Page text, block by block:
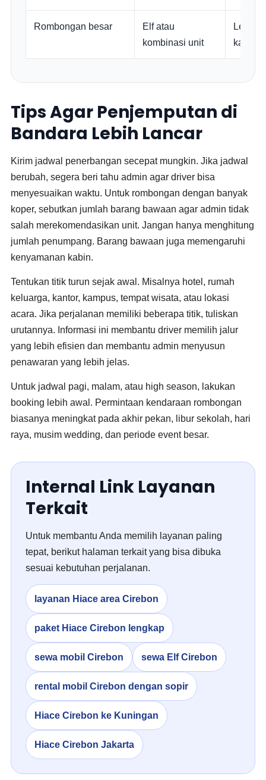
Rombongan besar
Elf atau
kombinasi unit
Lebih
Tips Agar Penjemputan di
Bandara Lebih Lancar
Kirim jadwal penerbangan secepat mungkin. Jika jadwal
berubah, segera beri tahu admin agar driver bisa
menyesuaikan waktu. Untuk rombongan dengan banyak
koper, sebutkan jumlah barang bawaan agar admin tidak
salah merekomendasikan unit. Jangan hanya menghitung
jumlah penumpang. Barang bawaan juga memengaruhi
kenyamanan kabin.
Tentukan titik turun sejak awal. Misalnya hotel, rumah
keluarga, kantor, kampus, tempat wisata, atau lokasi
acara. Jika perjalanan memiliki beberapa titik, tuliskan
urutannya. Informasi ini membantu driver memilih jalur
yang lebih efisien dan membantu admin menyusun
penawaran yang lebih jelas.
Untuk jadwal pagi, malam, atau high season, lakukan
booking lebih awal. Permintaan kendaraan rombongan
biasanya meningkat pada akhir pekan, libur sekolah, hari
raya, musim wedding, dan periode event besar.
Internal Link Layanan
Terkait
Untuk membantu Anda memilih layanan paling
tepat, berikut halaman terkait yang bisa dibuka
sesuai kebutuhan perjalanan.
layanan Hiace area Cirebon
paket Hiace Cirebon lengkap
sewa mobil Cirebon sewa Elf Cirebon
rental mobil Cirebon dengan sopir
Hiace Cirebon ke Kuningan
Hiace Cirebon Jakarta